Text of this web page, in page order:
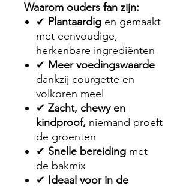
Waarom ouders fan zijn:
✔ Plantaardig en gemaakt
met eenvoudige,
herkenbare ingrediënten
✔ Meer voedingswaarde
dankzij courgette en
volkoren meel
✔ Zacht, chewy en
kindproof, niemand proeft
de groenten
✔ Snelle bereiding met
de bakmix
✔ Ideaal voor in de